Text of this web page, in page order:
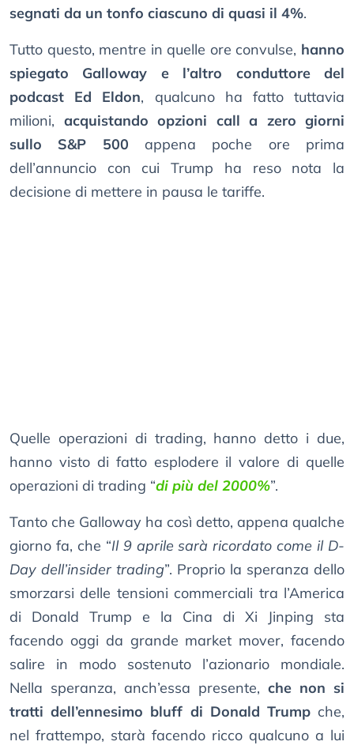
segnati da un tonfo ciascuno di quasi il 4%.
Tutto questo, mentre in quelle ore convulse, hanno
spiegato Galloway e l’altro conduttore del
podcast Ed Eldon, qualcuno ha fatto tuttavia
milioni, acquistando opzioni call a zero giorni
sullo S&P 500 appena poche ore prima
dell’annuncio con cui Trump ha reso nota la
decisione di mettere in pausa le tariffe.
Quelle operazioni di trading, hanno detto i due,
hanno visto di fatto esplodere il valore di quelle
operazioni di trading “di più del 2000%”.
Tanto che Galloway ha così detto, appena qualche
giorno fa, che “Il 9 aprile sarà ricordato come il D-
Day dell’insider trading”. Proprio la speranza dello
smorzarsi delle tensioni commerciali tra l’America
di Donald Trump e la Cina di Xi Jinping sta
facendo oggi da grande market mover, facendo
salire in modo sostenuto l’azionario mondiale.
Nella speranza, anch’essa presente, che non si
tratti dell’ennesimo bluff di Donald Trumpche,
nel frattempo, starà facendo ricco qualcuno a lui